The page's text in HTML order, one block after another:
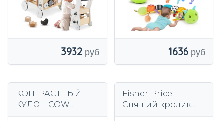
3932 1636
КОНТРАСТНЫЙ
КУЛОН COW
Fisher-Price
Спящий кролик